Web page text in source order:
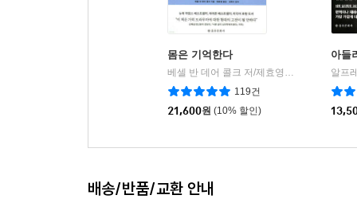
몸은 기억한다
베셀 반 데어 콜크 저/제효영 역/김현수 감수 |
119건
21,600원 (10% 할인)
아들
배송/반품/교환 안내